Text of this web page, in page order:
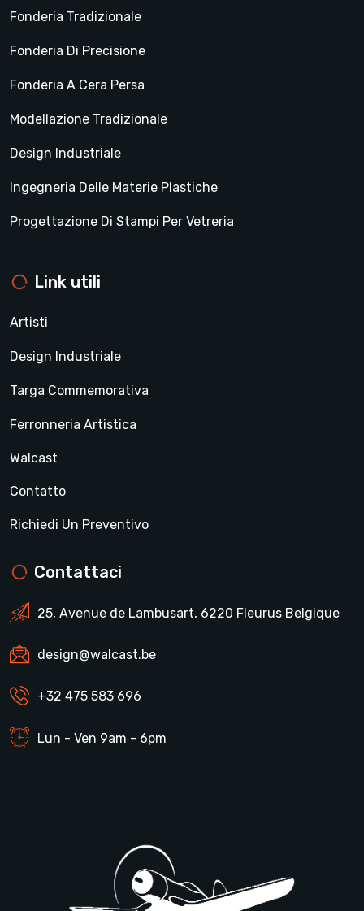
Fonderia Tradizionale
Fonderia Di Precisione
Fonderia A Cera Persa
Modellazione Tradizionale
Design Industriale
Ingegneria Delle Materie Plastiche
Progettazione Di Stampi Per Vetreria
Link utili
Artisti
Design Industriale
Targa Commemorativa
Ferronneria Artistica
Walcast
Contatto
Richiedi Un Preventivo
Contattaci
25, Avenue de Lambusart, 6220 Fleurus Belgique
design@walcast.be
+32 475 583 696
Lun - Ven 9am - 6pm